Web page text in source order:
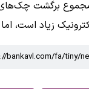
زیاد است،